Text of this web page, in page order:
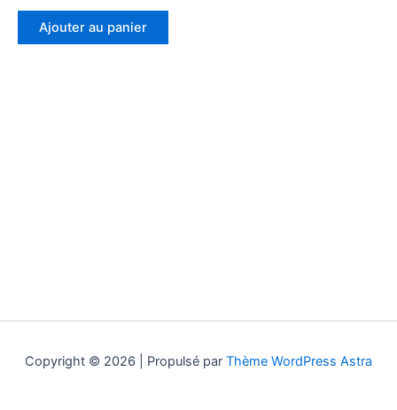
Ajouter au panier
Copyright © 2026 | Propulsé par Thème WordPress Astra